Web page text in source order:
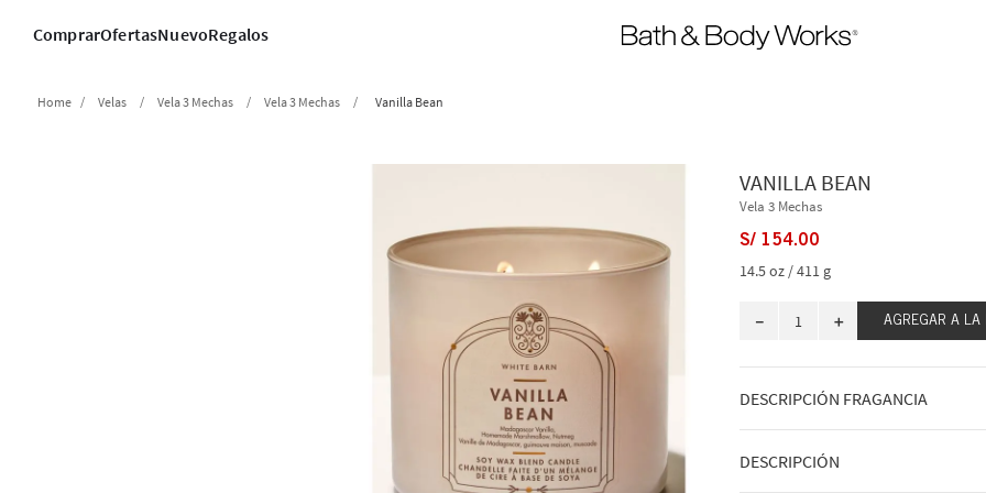
ComprarOfertasNuevoRegalos
Velas Vela 3 Mechas Vela 3 Mechas Vanilla Bean
VANILLA BEAN
Vela 3 Mechas
S/ 154.00
14.5 oz / 411 g
＋
－ AGREGAR A LA
DESCRIPCIÓN FRAGANCIA
Nada dice "hogar, dulce hogar"
fragancia de vainilla.
DESCRIPCIÓN